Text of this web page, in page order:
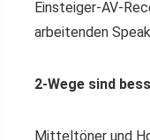
Einsteiger-AV-
arbeitenden
2-Wege sind
Mitteltöner und